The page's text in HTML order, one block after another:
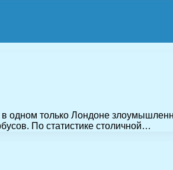
только Лондоне
По статистике столичной…